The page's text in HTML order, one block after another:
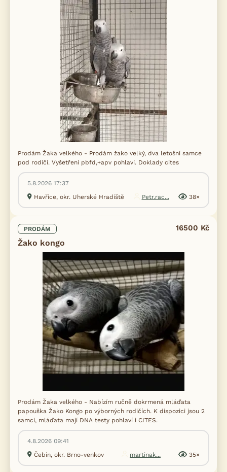
Prodám Žaka velkého - Prodám žako velký, dva letošní samce
pod rodiči. Vyšetření pbfd,+apv pohlaví. Doklady cites
5.8.2026 17:37
Havřice, okr. Uherské Hradiště
Petr.rac... 38×
PRODÁM
Žako kongo
16500 Kč
Prodám Žaka velkého - Nabízím ručně dokrmená mláďata
papouška Žako Kongo po výborných rodičích. K dispozici jsou 2
samci, mláďata mají DNA testy pohlaví i CITES.
4.8.2026 09:41
Čebín, okr. Brno-venkov
martinak... 35×